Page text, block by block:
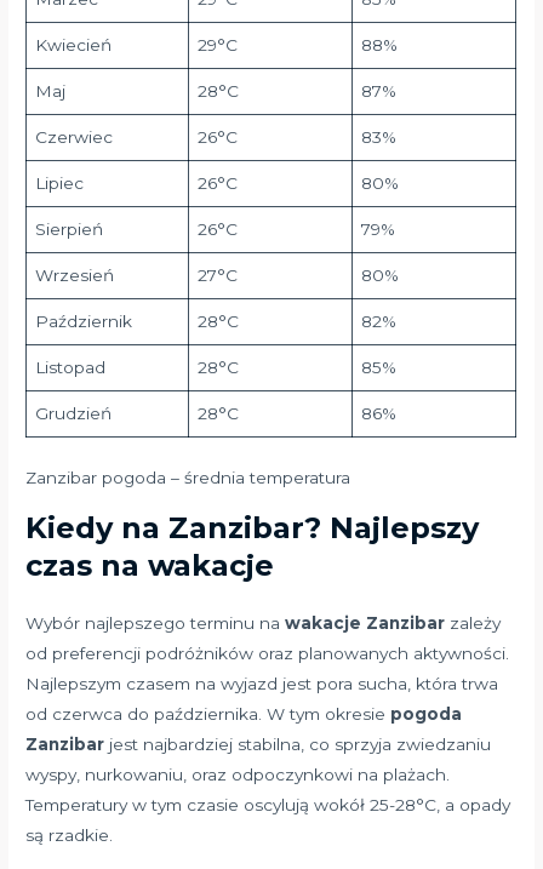
Kwiecień 29°C 88%
Maj 28°C 87%
Czerwiec 26°C 83%
Lipiec 26°C 80%
Sierpień 26°C 79%
Wrzesień 27°C 80%
Październik 28°C 82%
Listopad 28°C 85%
Grudzień 28°C 86%
Zanzibar pogoda – średnia temperatura
Kiedy na Zanzibar? Najlepszy
czas na wakacje
Wybór najlepszego terminu nawakacje Zanzibar zależy
od preferencji podróżników oraz planowanych aktywności.
Najlepszym czasem na wyjazd jest pora sucha, która trwa
od czerwca do października. W tym okresie pogoda
Zanzibar jest najbardziej stabilna, co sprzyja zwiedzaniu
wyspy, nurkowaniu, oraz odpoczynkowi na plażach.
Temperatury w tym czasie oscylują wokół 25-28°C, a opady
są rzadkie.